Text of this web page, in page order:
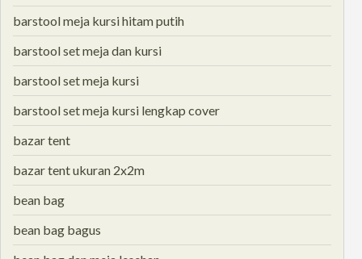
barstool meja kursi hitam putih
barstool set meja dan kursi
barstool set meja kursi
barstool set meja kursi lengkap cover
bazar tent
bazar tent ukuran 2x2m
bean bag
bean bag bagus